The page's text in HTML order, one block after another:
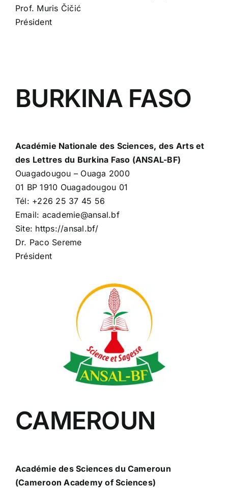
Prof. Muris Čičić
Président
BURKINA FASO
Académie Nationale des Sciences, des Arts et
des Lettres du Burkina Faso (ANSAL-BF)
Ouagadougou – Ouaga 2000
01 BP 1910 Ouagadougou 01
Tél: +226 25 37 45 56
Email: academie@ansal.bf
Site: https://ansal.bf/
Dr. Paco Sereme
Président
CAMEROUN
Académie des Sciences du Cameroun
(Cameroon Academy of Sciences)